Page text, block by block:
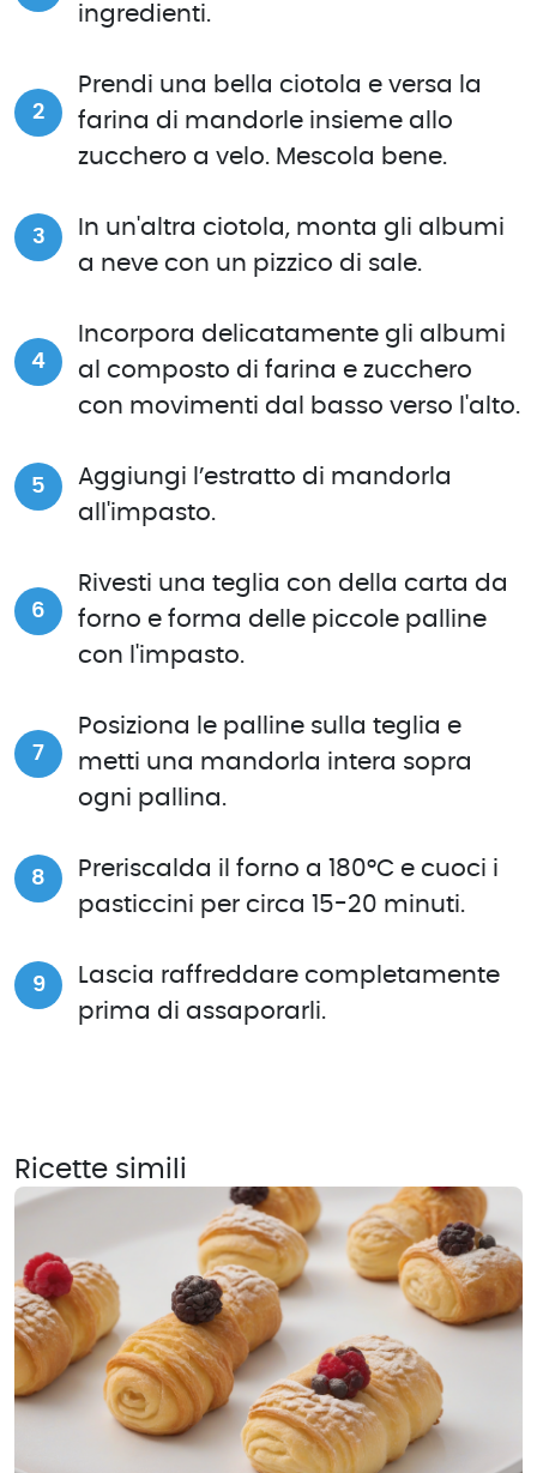
ingredienti.
Prendi una bella ciotola e versa la
farina di mandorle insieme allo
zucchero a velo. Mescola bene.
In un'altra ciotola, monta gli albumi
a neve con un pizzico di sale.
Incorpora delicatamente gli albumi
al composto di farina e zucchero
con movimenti dal basso verso l'alto.
Aggiungi l’estratto di mandorla
all'impasto.
Rivesti una teglia con della carta da
forno e forma delle piccole palline
con l'impasto.
Posiziona le palline sulla teglia e
metti una mandorla intera sopra
ogni pallina.
Preriscalda il forno a 180°C e cuoci i
pasticcini per circa 15-20 minuti.
Lascia raffreddare completamente
prima di assaporarli.
Ricette simili